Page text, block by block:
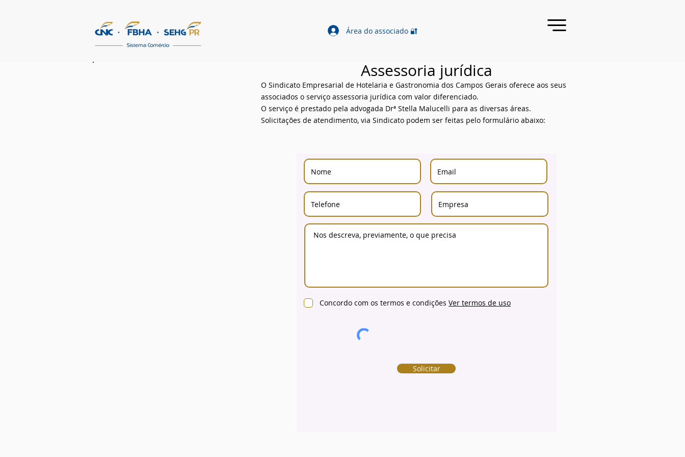
Área do associado 🔐
Assessoria jurídica
O Sindicato Empresarial de Hotelaria e Gastronomia dos Campos Gerais oferece aos seus
associados o serviço assessoria jurídica com valor diferenciado.
O serviço é prestado pela advogada Drª Stella Malucelli para as diversas áreas.
Solicitações de atendimento, via Sindicato podem ser feitas pelo formulário abaixo:
Concordo com os termos e condições Ver termos de uso
Solicitar